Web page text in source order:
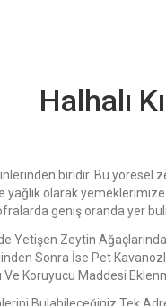
Halhalı
biridir. Bu yöresel
olarak
geniş oranda yer
Yetişen Zeytin
Sonra İse Pet
Ve Koruyucu Maddesi